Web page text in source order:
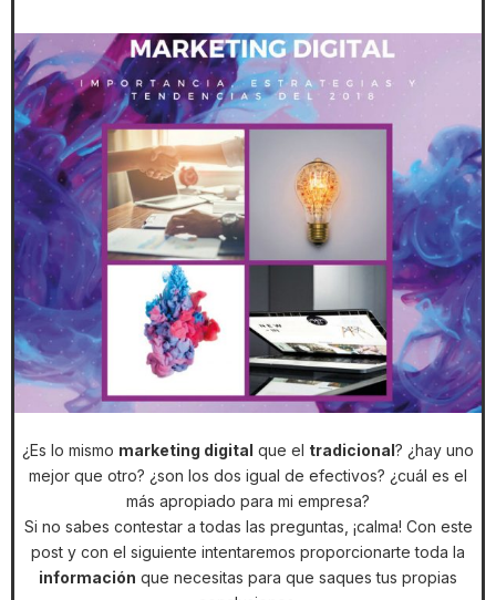
¿Es lo mismo marketing digital que el tradicional? ¿hay uno
mejor que otro? ¿son los dos igual de efectivos? ¿cuál es el
más apropiado para mi empresa?
Si no sabes contestar a todas las preguntas, ¡calma! Con este
post y con el siguiente intentaremos proporcionarte toda la
información que necesitas para que saques tus propias